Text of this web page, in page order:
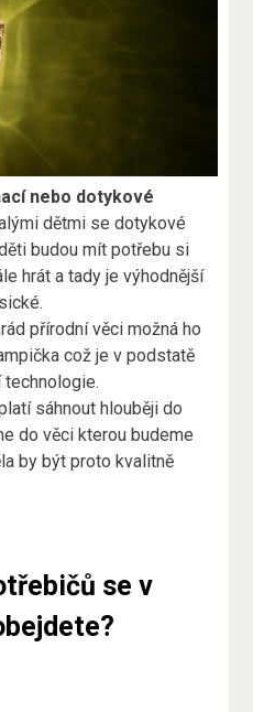
nebo dotykové
dětmi se dotykové
budou mít potřebu si
hrát a tady je výhodnější
přírodní věci možná ho
což je v podstatě
sáhnout hlouběji do
do věci kterou budeme
by být proto kvalitně
se v